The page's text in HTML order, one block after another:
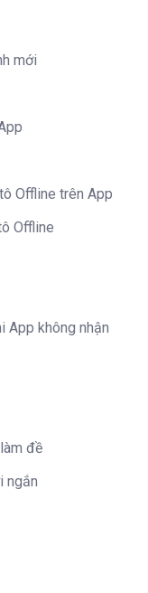
mới
Offline trên App
Offline
App không nhận
đề
ngắn